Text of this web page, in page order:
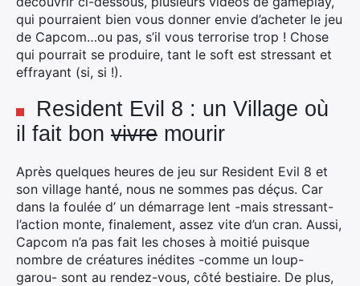
qui pourraient bien vous donner envie d’acheter le jeu
de Capcom…ou pas, s’il vous terrorise trop ! Chose
qui pourrait se produire, tant le soft est stressant et
effrayant (si, si !).
Resident Evil 8 : un Village où
il fait bon vivre mourir
Après quelques heures de jeu sur Resident Evil 8 et
son village hanté, nous ne sommes pas déçus. Car
dans la foulée d’ un démarrage lent -mais stressant-
l’action monte, finalement, assez vite d’un cran. Aussi,
Capcom n’a pas fait les choses à moitié puisque
nombre de créatures inédites -comme un loup-
garou- sont au rendez-vous, côté bestiaire. De plus,